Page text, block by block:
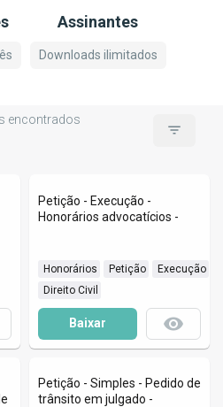
Assinantes
Downloads ilimitados
encontrados
filter_list
Petição - Execução -
Honorários advocatícios -
Honorários Petição
Execução
Direito Civil
Baixar remove_red_eye
Petição - Simples - Pedido de
trânsito em julgado -